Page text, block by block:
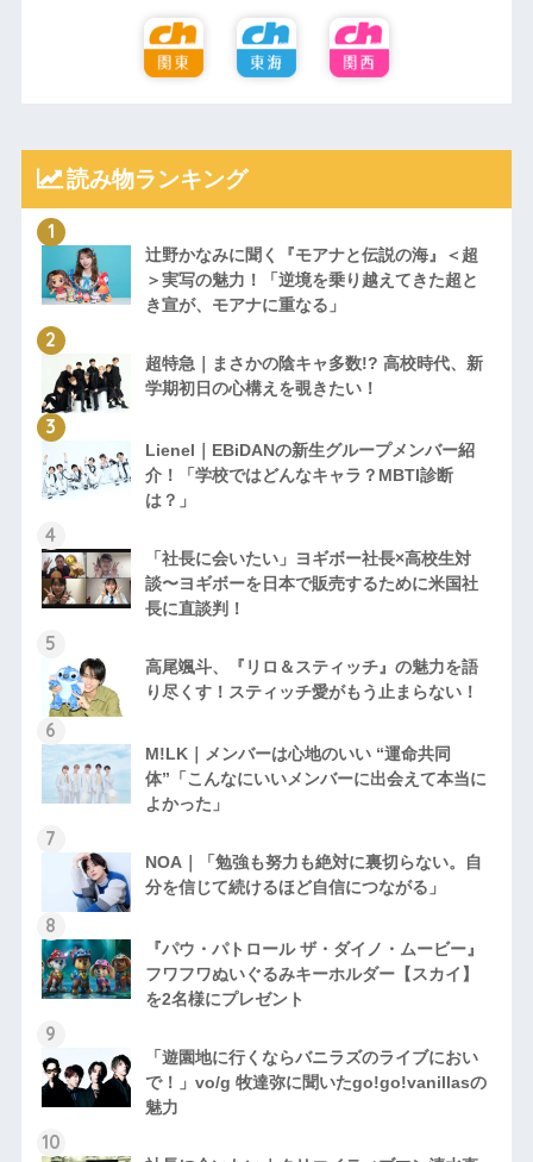
読み物ランキング
辻野かなみに聞く『モアナと伝説の海』＜超
＞実写の魅力！「逆境を乗り越えてきた超と
き宣が、モアナに重なる」
超特急｜まさかの陰キャ多数!? 高校時代、新
学期初日の心構えを覗きたい！
Lienel｜EBiDANの新生グループメンバー紹
介！「学校ではどんなキャラ？MBTI診断
は？」
「社長に会いたい」ヨギボー社長×高校生対
談〜ヨギボーを日本で販売するために米国社
長に直談判！
高尾颯斗、『リロ＆スティッチ』の魅力を語
り尽くす！スティッチ愛がもう止まらない！
M!LK｜メンバーは心地のいい “運命共同
体”「こんなにいいメンバーに出会えて本当に
よかった」
NOA｜「勉強も努力も絶対に裏切らない。自
分を信じて続けるほど自信につながる」
『パウ・パトロール ザ・ダイノ・ムービー』
フワフワぬいぐるみキーホルダー【スカイ】
を2名様にプレゼント
「遊園地に行くならバニラズのライブにおい
で！」vo/g 牧達弥に聞いたgo!go!vanillasの
魅力